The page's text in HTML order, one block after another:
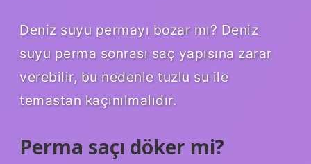
Deniz suyu permayı bozar mı? Deniz
suyu perma sonrası saç yapısına zarar
verebilir, bu nedenle tuzlu su ile
temastan kaçınılmalıdır.
Perma saçı döker mi?